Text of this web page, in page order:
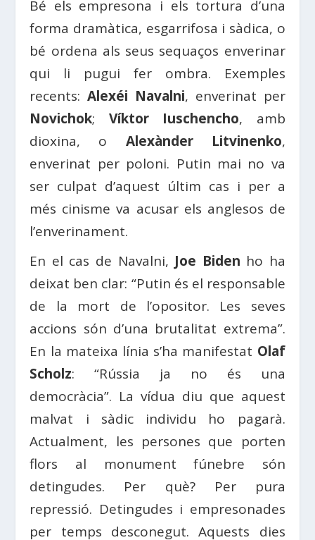
Bé els empresona i els tortura d’una
forma dramàtica, esgarrifosa i sàdica, o
bé ordena als seus sequaços enverinar
qui li pugui fer ombra. Exemples
recents:Alexéi Navalni, enverinat per
Novichok; Víktor Iuschencho, amb
dioxina, o Alexànder Litvinenko,
enverinat per poloni. Putin mai no va
ser culpat d’aquest últim cas i per a
més cinisme va acusar els anglesos de
l’enverinament.
En el cas de Navalni, Joe Biden ho ha
deixat ben clar: “Putin és el responsable
de la mort de l’opositor. Les seves
accions són d’una brutalitat extrema”.
En la mateixa línia s’ha manifestat Olaf
Scholz: “Rússia ja no és una
democràcia”. La vídua diu que aquest
malvat i sàdic individu ho pagarà.
Actualment, les persones que porten
flors al monument fúnebre són
detingudes. Per què? Per pura
repressió. Detingudes i empresonades
per temps desconegut. Aquests dies